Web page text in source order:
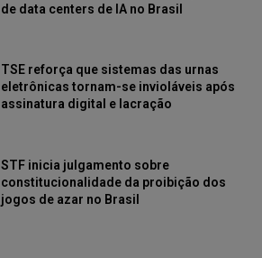
de data centers de IA no Brasil
TSE reforça que sistemas das urnas
eletrônicas tornam-se invioláveis após
assinatura digital e lacração
STF inicia julgamento sobre
constitucionalidade da proibição dos
jogos de azar no Brasil